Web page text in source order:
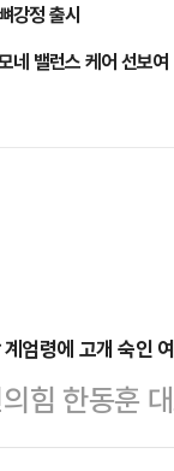
강정 출시
네 밸런스 케어 선보여
엄령에 고개 숙인
힘 한동훈
사과와 유